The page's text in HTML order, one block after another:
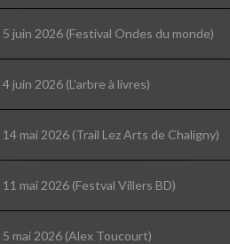
5 juin 2026 (Festival Ondes du monde)
juin 2026 (L'arbre à livres)
mai 2026 (Trail Lez Arts de Chaligny)
mai 2026 (Festval Villers BD)
5 mai 2026 (Alex Toucourt)